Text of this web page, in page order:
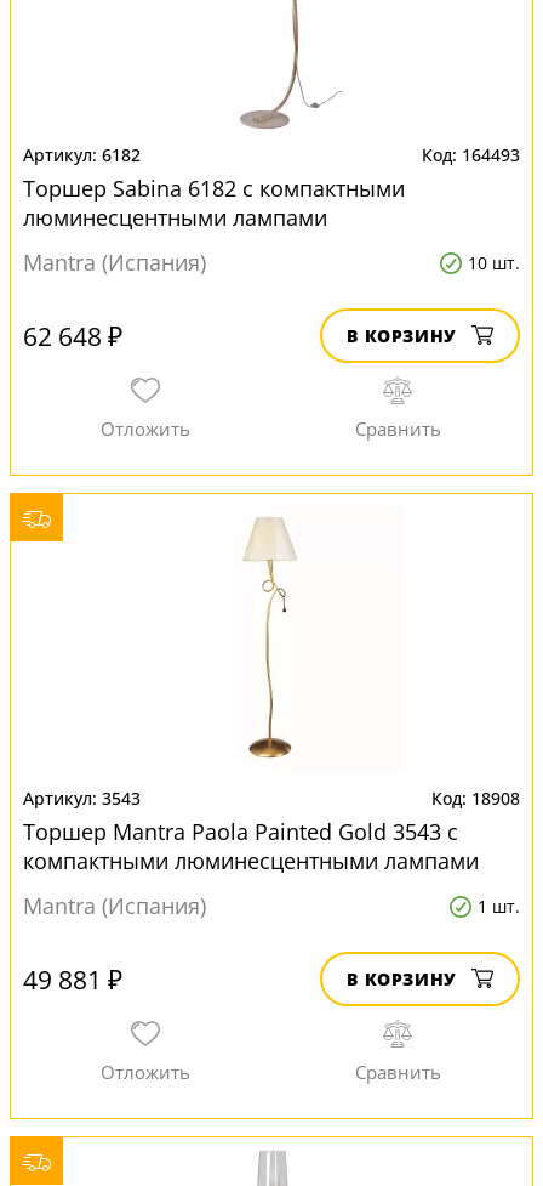
6182 164493
Торшер Sabina 6182 с компактными
люминесцентными лампами
Mantra (Испания)
10 шт.
62 648 ₽ В КОРЗИНУ
3543 18908
Торшер Mantra Paola Painted Gold 3543 с
компактными люминесцентными лампами
Mantra (Испания)
1 шт.
49 881 ₽ В КОРЗИНУ